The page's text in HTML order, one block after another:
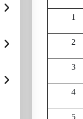
1
2
3
4
5